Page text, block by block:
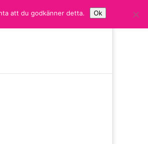
att du godkänner detta. Ok